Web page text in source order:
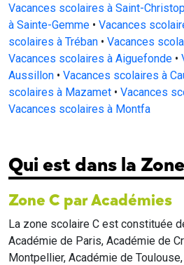
Vacances scolaires à Saint-
à Sainte-Gemme • Vacances
scolaires à Tréban • Vacances
Vacances scolaires à Aiguefonde •
Aussillon • Vacances scolaires à
scolaires à Mazamet • Vacances
Vacances scolaires à Montfa
Qui est dans la
Zone C par Académies
La zone scolaire C est constituée
Académie de Paris, Académie de
Montpellier, Académie de